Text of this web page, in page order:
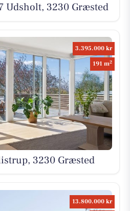
Udsholt, 3230 Græsted
3.395.000 kr
191 m2
3230 Græsted
13.800.000 kr